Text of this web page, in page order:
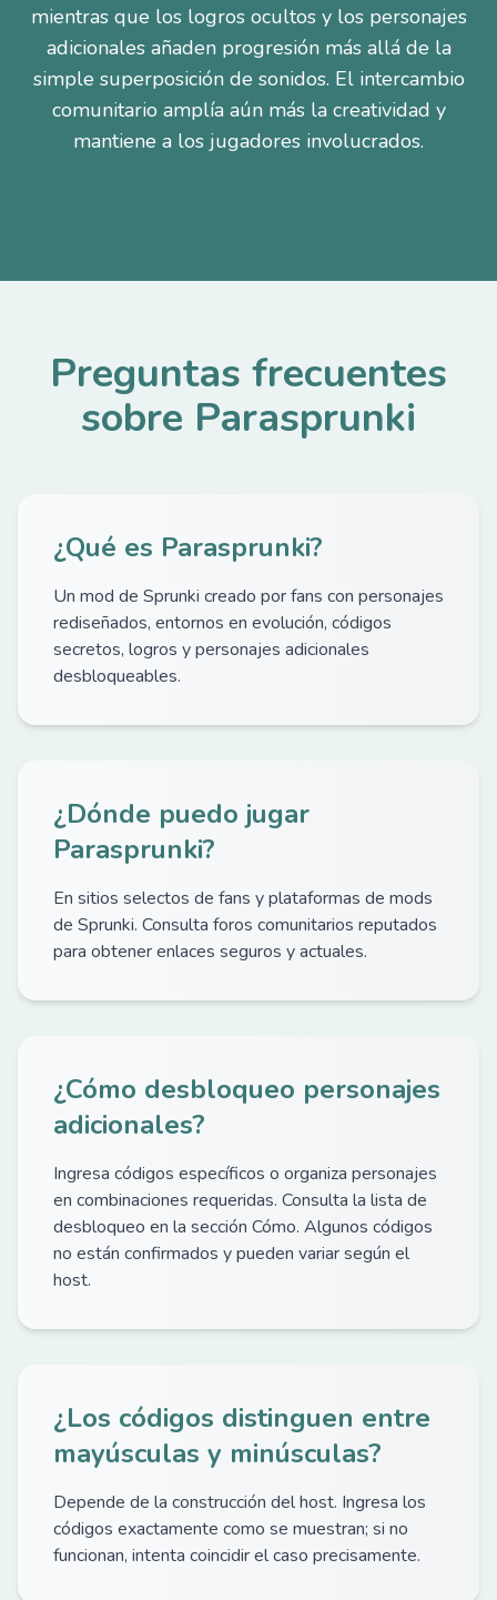
mientras que los logros ocultos y los personajes
adicionales añaden progresión más allá de la
simple superposición de sonidos. El intercambio
comunitario amplía aún más la creatividad y
mantiene a los jugadores involucrados.
Preguntas frecuentes
sobre Parasprunki
¿Qué es Parasprunki?
Un mod de Sprunki creado por fans con personajes
rediseñados, entornos en evolución, códigos
secretos, logros y personajes adicionales
desbloqueables.
¿Dónde puedo jugar
Parasprunki?
En sitios selectos de fans y plataformas de mods
de Sprunki. Consulta foros comunitarios reputados
para obtener enlaces seguros y actuales.
¿Cómo desbloqueo personajes
adicionales?
Ingresa códigos específicos o organiza personajes
en combinaciones requeridas. Consulta la lista de
desbloqueo en la sección Cómo. Algunos códigos
no están confirmados y pueden variar según el
host.
¿Los códigos distinguen entre
mayúsculas y minúsculas?
Depende de la construcción del host. Ingresa los
códigos exactamente como se muestran; si no
funcionan, intenta coincidir el caso precisamente.